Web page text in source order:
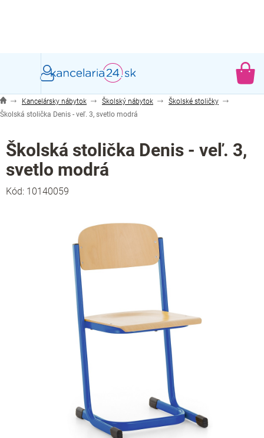
Kancelársky nábytok Školský nábytok
Školské stoličky
Školská stolička Denis - veľ. 3, svetlo modrá
Školská stolička Denis - veľ. 3,
svetlo modrá
Kód: 10140059